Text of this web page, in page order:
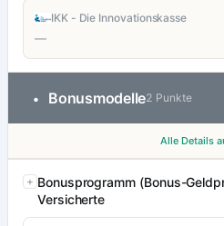
IKK - Die Innovationskasse
—
• Bonusmodelle2 Punkte
Alle Details
Bonusprogramm (Bonus-
Versicherte